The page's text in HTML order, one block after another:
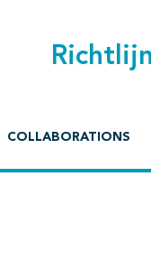
COLLABORATIONS